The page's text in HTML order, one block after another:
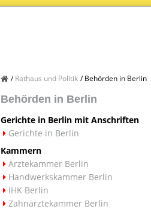
Rathaus und Politik Behörden in Berlin
Behörden in Berlin
Gerichte in Berlin mit Anschriften
Gerichte in Berlin
Kammern
Ärztekammer Berlin
Handwerkskammer Berlin
IHKBerlin
Zahnärztekammer Berlin